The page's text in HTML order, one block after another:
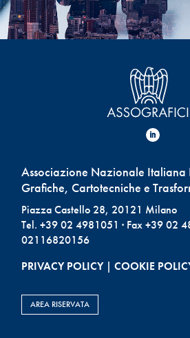
Associazione Nazionale Italiana
Grafiche, Cartotecniche e
Piazza Castello 28, 20121 Milano
Tel. +39 02 4981051 · Fax +39 02
02116820156
PRIVACY POLICY|COOKIE
AREA RISERVATA